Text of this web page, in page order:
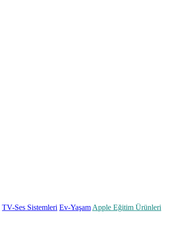
TV-Ses Sistemleri Ev-Yaşam Apple Eğitim Ürünleri